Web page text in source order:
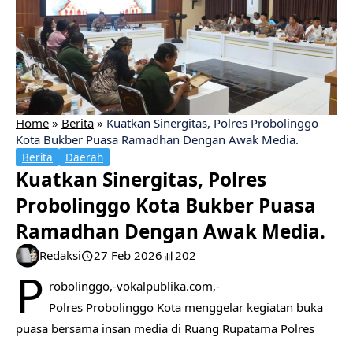
Home » Berita » Kuatkan Sinergitas, Polres Probolinggo
Kota Bukber Puasa Ramadhan Dengan Awak Media.
Berita Daerah
Kuatkan Sinergitas, Polres
Probolinggo Kota Bukber Puasa
Ramadhan Dengan Awak Media.
Redaksi 27 Feb 2026 202
P robolinggo,-vokalpublika.com,-
Polres Probolinggo Kota menggelar kegiatan buka
puasa bersama insan media di Ruang Rupatama Polres